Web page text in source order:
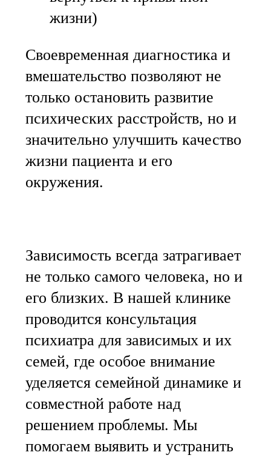
жизни)
Своевременная диагностика и
вмешательство позволяют не
только остановить развитие
психических расстройств, но и
значительно улучшить качество
жизни пациента и его
окружения.
Зависимость всегда затрагивает
не только самого человека, но и
его близких. В нашей клинике
проводится консультация
психиатра для зависимых и их
семей, где особое внимание
уделяется семейной динамике и
совместной работе над
решением проблемы. Мы
помогаем выявить и устранить